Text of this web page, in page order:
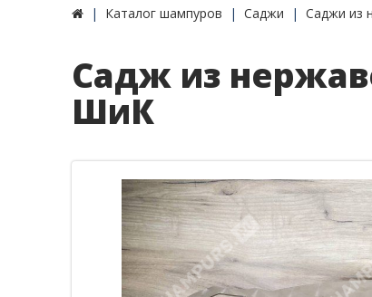
Каталог шампуров Саджи Саджи из
Садж из
ШиК